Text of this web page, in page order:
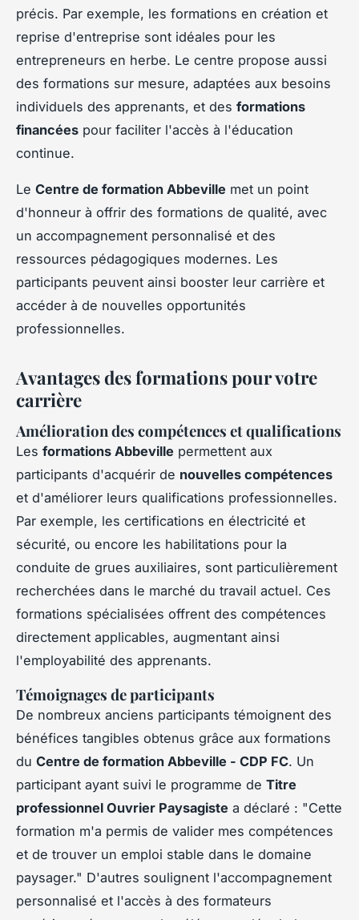
précis. Par exemple, les formations en création et
reprise d'entreprise sont idéales pour les
entrepreneurs en herbe. Le centre propose aussi
des formations sur mesure, adaptées aux besoins
individuels des apprenants, et des formations
financées pour faciliter l'accès à l'éducation
continue.
Le Centre de formation Abbeville met un point
d'honneur à offrir des formations de qualité, avec
un accompagnement personnalisé et des
ressources pédagogiques modernes. Les
participants peuvent ainsi booster leur carrière et
accéder à de nouvelles opportunités
professionnelles.
Avantages des formations pour votre
carrière
Amélioration des compétences et qualifications
Les formations Abbeville permettent aux
participants d'acquérir de nouvelles compétences
et d'améliorer leurs qualifications professionnelles.
Par exemple, les certifications en électricité et
sécurité, ou encore les habilitations pour la
conduite de grues auxiliaires, sont particulièrement
recherchées dans le marché du travail actuel. Ces
formations spécialisées offrent des compétences
directement applicables, augmentant ainsi
l'employabilité des apprenants.
Témoignages de participants
De nombreux anciens participants témoignent des
bénéfices tangibles obtenus grâce aux formations
du Centre de formation Abbeville - CDP FC. Un
participant ayant suivi le programme de Titre
professionnel Ouvrier Paysagiste a déclaré : "Cette
formation m'a permis de valider mes compétences
et de trouver un emploi stable dans le domaine
paysager." D'autres soulignent l'accompagnement
personnalisé et l'accès à des formateurs